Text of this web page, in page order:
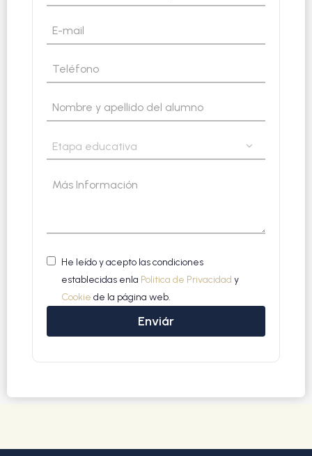
Label
Label
Label
SELECCIONE ETAPA
Label
He leído y acepto las condiciones
establecidas enla Politica de Privacidad y
Cookie de la página web.
Enviár